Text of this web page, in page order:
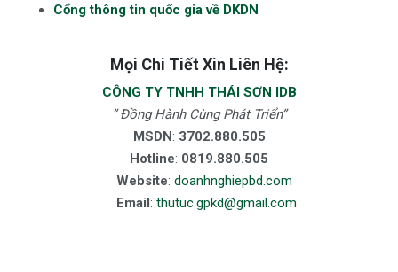
Cổng thông tin quốc gia về DKDN
Mọi Chi Tiết Xin Liên Hệ:
CÔNG TY TNHH THÁI SƠN IDB
” Đồng Hành Cùng Phát Triển”
MSDN: 3702.880.505
Hotline: 0819.880.505
Website: doanhnghiepbd.com
Email: thutuc.gpkd@gmail.com